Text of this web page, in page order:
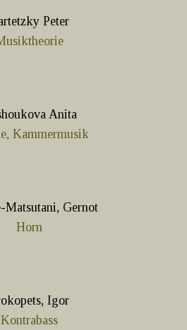
Peter
Anita
Kammermusik
Matsutani, Gernot
Horn
Igor
Kontrabass